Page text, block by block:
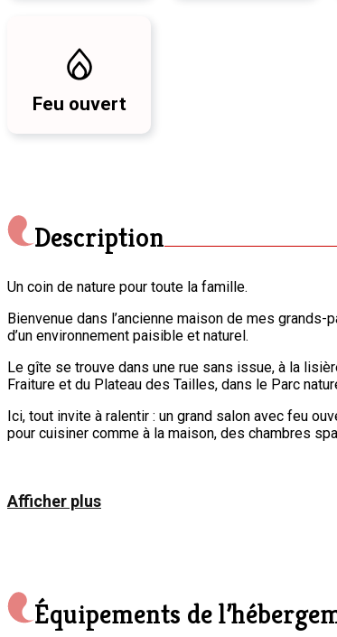
Feu ouvert
Description
Un coin de nature pour toute la famille.
Bienvenue dans l’ancienne maison de mes
d’un environnement paisible et naturel.
Le gîte se trouve dans une rue sans issue, à la
Fraiture et du Plateau des Tailles, dans le Parc
Ici, tout invite à ralentir : un grand salon avec feu
pour cuisiner comme à la maison, des chambres
Dehors, une vaste terrasse et un grand jardin vous
Vos enfants seront ravis de m’accompagner
Envie de vous poser ? Profitez d’un café matinal en
Afficher plus
Équipements de